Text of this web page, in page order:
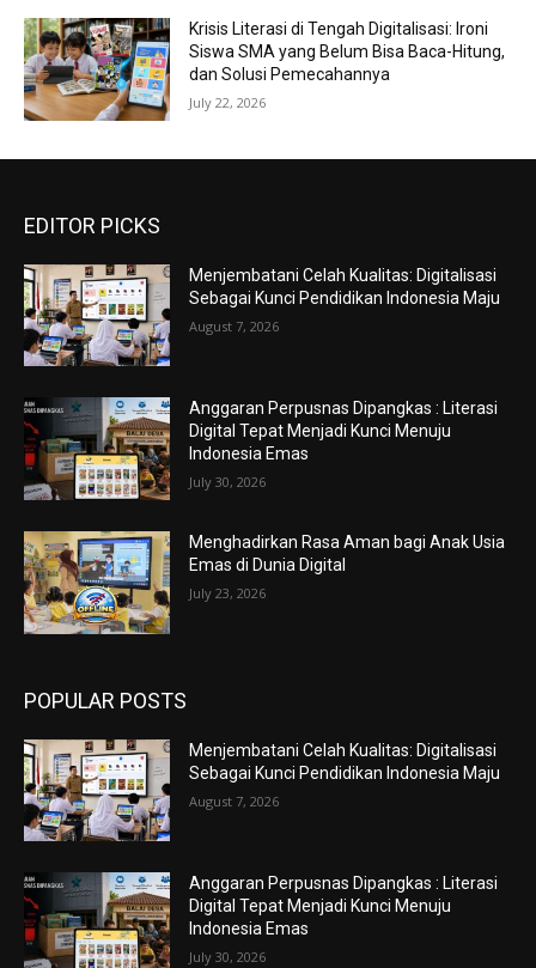
Krisis Literasi di Tengah Digitalisasi: Ironi
Siswa SMA yang Belum Bisa Baca-Hitung,
dan Solusi Pemecahannya
July 22, 2026
EDITOR PICKS
Menjembatani Celah Kualitas: Digitalisasi
Sebagai Kunci Pendidikan Indonesia Maju
August 7, 2026
Anggaran Perpusnas Dipangkas : Literasi
Digital Tepat Menjadi Kunci Menuju
Indonesia Emas
July 30, 2026
Menghadirkan Rasa Aman bagi Anak Usia
Emas di Dunia Digital
July 23, 2026
POPULAR POSTS
Menjembatani Celah Kualitas: Digitalisasi
Sebagai Kunci Pendidikan Indonesia Maju
August 7, 2026
Anggaran Perpusnas Dipangkas : Literasi
Digital Tepat Menjadi Kunci Menuju
Indonesia Emas
July 30, 2026